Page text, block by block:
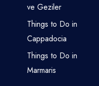
ve Geziler
Things to Do in
Cappadocia
Things to Do in
Marmaris